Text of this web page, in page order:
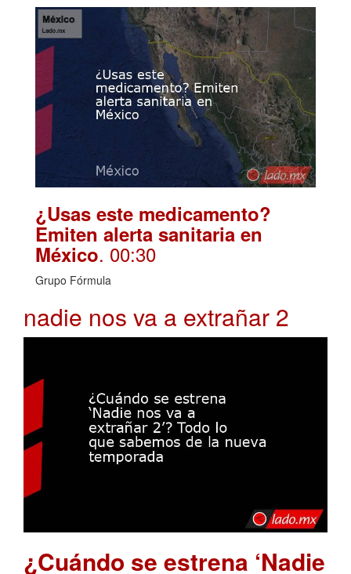
¿Usas este medicamento?
Emiten alerta sanitaria en
México. 00:30
Grupo Fórmula
nadie nos va a extrañar 2
¿Cuándo se estrena ‘Nadie